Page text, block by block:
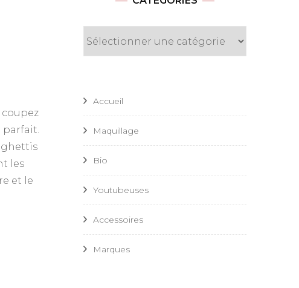
parfait.
les
et le
Accueil
Maquillage
Bio
Youtubeuses
Accessoires
Marques